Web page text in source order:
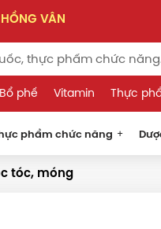
VÂN
Bổ phế Vitamin Thực
phẩm chức năng
tóc, móng